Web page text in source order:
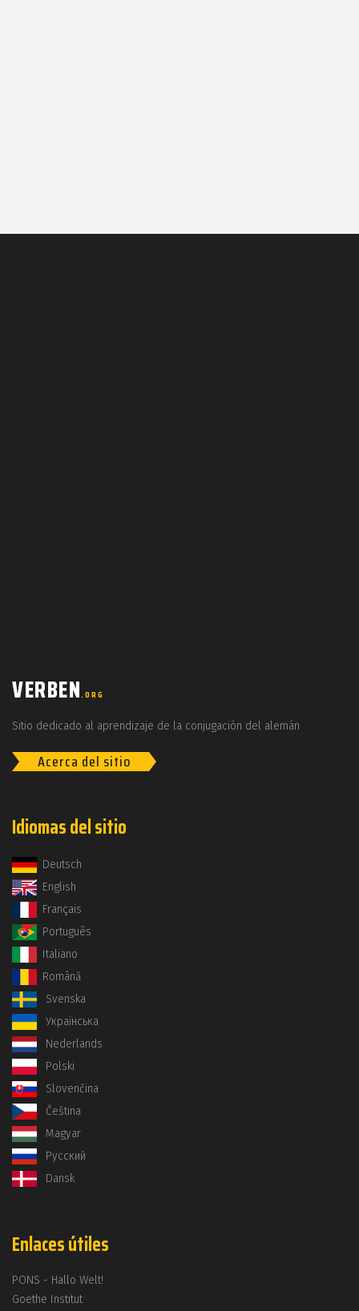
VERBEN.ORG
Sitio dedicado al aprendizaje de la conjugación del alemán
Acerca del sitio
Idiomas del sitio
Deutsch
English
Français
Português
Italiano
Română
Svenska
Українська
Nederlands
Polski
Slovenčina
Čeština
Magyar
Русский
Dansk
Enlaces útiles
PONS - Hallo Welt!
Goethe Institut